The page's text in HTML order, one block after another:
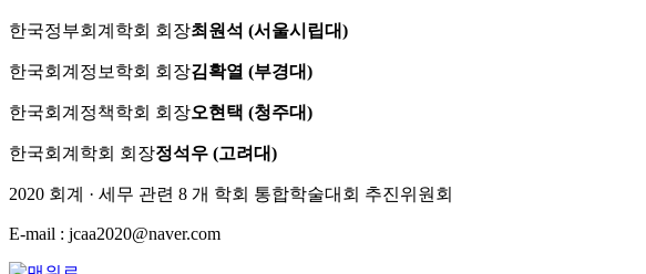
한국정부회계학회 회장최원석 (서울시립대)
한국회계정보학회 회장김확열 (부경대)
한국회계정책학회 회장오현택 (청주대)
한국회계학회 회장정석우 (고려대)
2020 회계 · 세무 관련 8 개 학회 통합학술대회 추진위원회
E-mail : jcaa2020@naver.com